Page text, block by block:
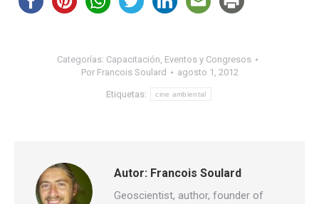
Categorías: Capacitación, Eventos y Congresos
Por Francois Soulard agosto 1, 2012
Etiquetas: cine ambiental
Autor: Francois Soulard
Geoscientist, author, founder of